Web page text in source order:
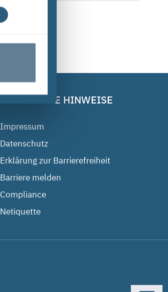
RECHTLICHE HINWEISE
Impressum
Datenschutz
Erklärung zur Barrierefreiheit
Barriere melden
Compliance
Netiquette